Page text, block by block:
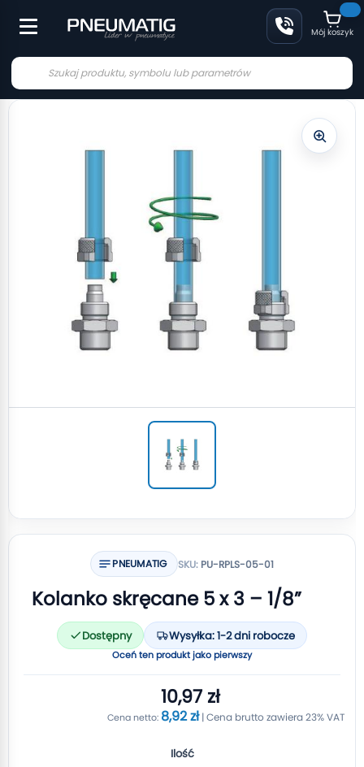
Mój koszyk
PNEUMATIG SKU:PU-RPLS-05-01
Kolanko skręcane 5 x 3 – 1/8”
Dostępny Wysyłka: 1-2 dni robocze
Oceń ten produkt jako pierwszy
10,97 zł
8,92 zł
Ilość